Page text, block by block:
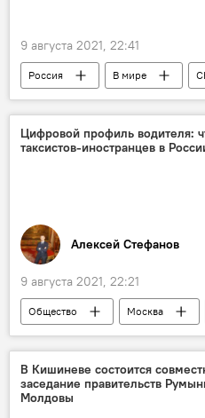
9 августа 2021, 22:41
Россия В мире
продовольственные товары
Цифровой профиль водителя:
таксистов-иностранцев в
Алексей Стефанов
9 августа 2021, 22:21
Общество Москва
В Кишиневе состоится
заседание правительств
Молдовы